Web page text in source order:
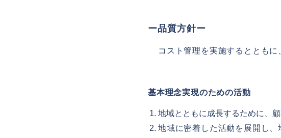
ー品質方針ー
コスト管理を実施するとともに
基本理念実現のための活動
地域とともに成長するために、
地域に密着した活動を展開し